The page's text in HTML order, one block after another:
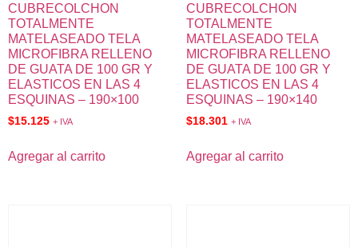
CUBRECOLCHON
TOTALMENTE
MATELASEADO TELA
MICROFIBRA RELLENO
DE GUATA DE 100 GR Y
ELASTICOS EN LAS 4
ESQUINAS – 190×100
$15.125 + IVA
Agregar al carrito
CUBRECOLCHON
TOTALMENTE
MATELASEADO TELA
MICROFIBRA RELLENO
DE GUATA DE 100 GR Y
ELASTICOS EN LAS 4
ESQUINAS – 190×140
$18.301 + IVA
Agregar al carrito